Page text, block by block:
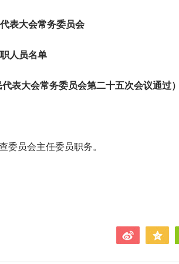
表大会常务委员会
人员名单
表大会常务委员会第二十五次会议通过）
委员会主任委员职务。